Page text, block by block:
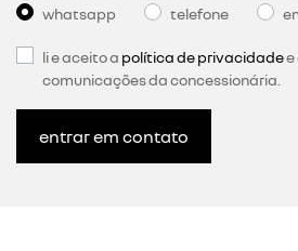
whatsapp telefone
li e aceito a política de privacidadee
comunicações da concessionária.
entrar em contato